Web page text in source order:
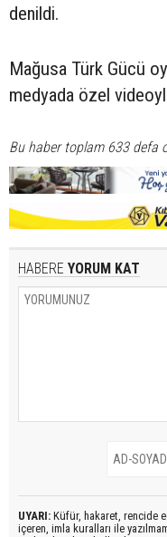
denildi.
Mağusa Türk Gücü
medyada özel
Bu haber toplam 633 defa
HABERE YORUM KAT
UYARI: Küfür, hakaret, rencide
içeren, imla kuralları ile